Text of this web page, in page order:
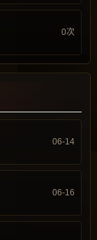
0次
06-14
06-16